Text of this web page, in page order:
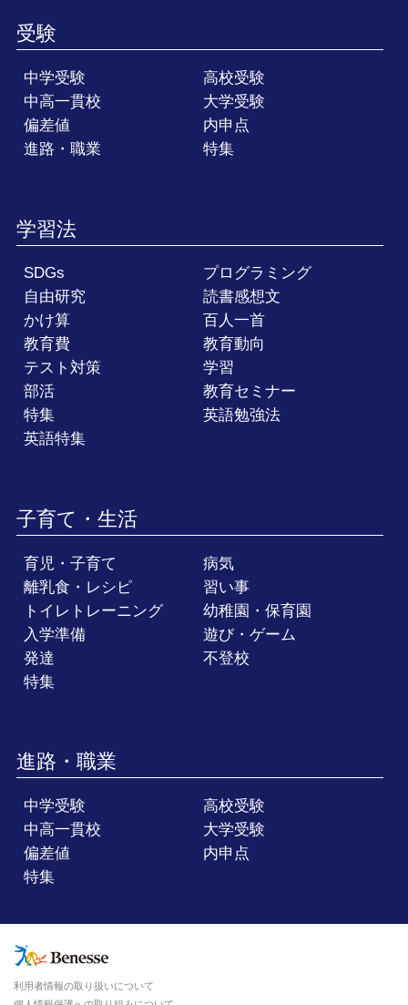
受験
中学受験
高校受験
中高一貫校
大学受験
偏差値
内申点
進路・職業
特集
学習法
SDGs
プログラミング
自由研究
読書感想文
かけ算
百人一首
教育費
教育動向
テスト対策
学習
部活
教育セミナー
特集
英語勉強法
英語特集
子育て・生活
育児・子育て
病気
離乳食・レシピ
習い事
トイレトレーニング
幼稚園・保育園
入学準備
遊び・ゲーム
発達
不登校
特集
進路・職業
中学受験
高校受験
中高一貫校
大学受験
偏差値
内申点
特集
利用者情報の取り扱いについて